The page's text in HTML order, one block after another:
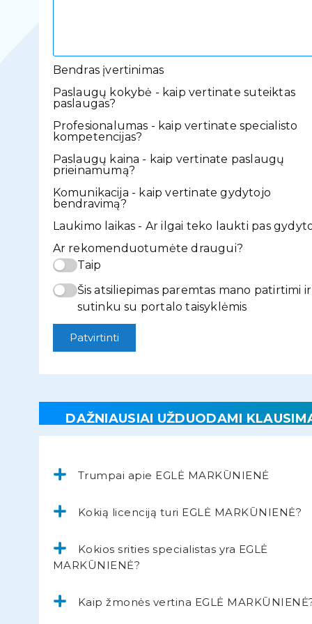
Bendras įvertinimas
Paslaugų kokybė - kaip vertinate suteiktas
paslaugas?
Profesionalumas - kaip vertinate specialisto
kompetencijas?
Paslaugų kaina - kaip vertinate paslaugų
prieinamumą?
Komunikacija - kaip vertinate gydytojo
bendravimą?
Laukimo laikas - Ar ilgai teko laukti pas
Ar rekomenduotumėte draugui?
Taip
Šis atsiliepimas paremtas mano patirtimi ir
sutinku su portalo taisyklėmis
Patvirtinti
DAŽNIAUSIAI UŽDUODAMI
Trumpai apie EGLĖ MARKŪNIENĖ
Kokią licenciją turi EGLĖ MARKŪNIENĖ?
Kokios srities specialistas yra EGLĖ
MARKŪNIENĖ?
Kaip žmonės vertina EGLĖ